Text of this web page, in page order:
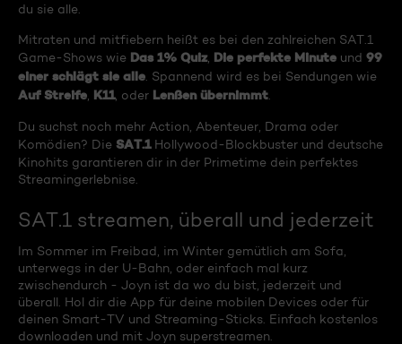
du sie alle.
Mitraten und mitfiebern heißt es bei den zahlreichen SAT.1
Game-Shows wie Das 1% Quiz, Die perfekte Minute und 99
einer schlägt sie alle . Spannend wird es bei Sendungen wie
Auf Streife K11, oder Lenßen übernimmt
Du suchst noch mehr Action, Abenteuer, Drama oder
Komödien? Die SAT.1Hollywood-Blockbuster und deutsche
Kinohits garantieren dir in der Primetime dein perfektes
Streamingerlebnise.
SAT.1 streamen, überall und jederzeit
Im Sommer im Freibad, im Winter gemütlich am Sofa,
unterwegs in der U-Bahn, oder einfach mal kurz
zwischendurch - Joyn ist da wo du bist, jederzeit und
überall. Hol dir die App für deine mobilen Devices oder für
deinen Smart-TV und Streaming-Sticks. Einfach kostenlos
downloaden und mit Joyn superstreamen.